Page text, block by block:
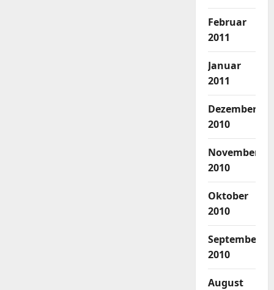
Februar
2011
Januar
2011
Dezember
2010
November
2010
Oktober
2010
September
2010
August